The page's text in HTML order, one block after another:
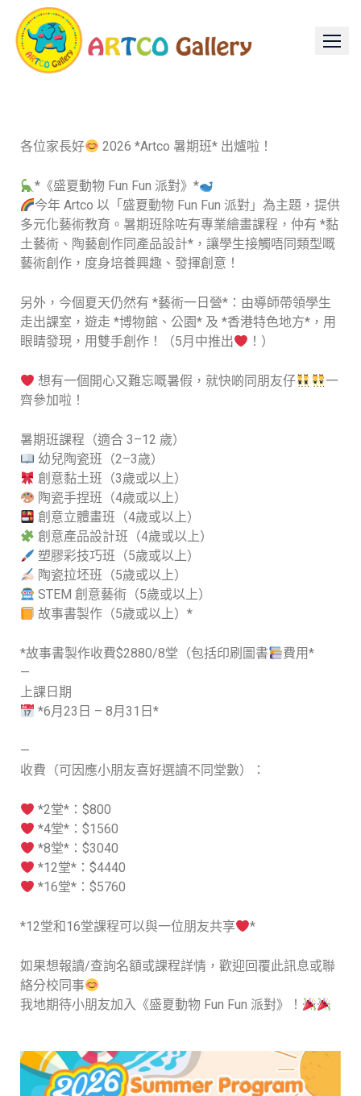
各位家長好 2026 *Artco 暑期班* 出爐啦！
*《盛夏動物 Fun Fun 派對》*
今年 Artco 以「盛夏動物 Fun Fun 派對」為主題，提供
多元化藝術教育。暑期班除咗有專業繪畫課程，仲有 *黏
土藝術、陶藝創作同產品設計*，讓學生接觸唔同類型嘅
藝術創作，度身培養興趣、發揮創意！
另外，今個夏天仍然有 *藝術一日營*：由導師帶領學生
走出課室，遊走 *博物館、公園* 及 *香港特色地方*，用
眼睛發現，用雙手創作！（5月中推出
！）
想有一個開心又難忘嘅暑假，就快啲同朋友仔
一
齊參加啦！
暑期班課程（適合 3–12 歲）
幼兒陶瓷班（2–3歲）
創意黏土班（3歲或以上）
陶瓷手捏班（4歲或以上）
創意立體畫班（4歲或以上）
創意產品設計班（4歲或以上）
塑膠彩技巧班（5歲或以上）
陶瓷拉坯班（5歲或以上）
STEM 創意藝術（5歲或以上）
故事書製作（5歲或以上）*
*故事書製作收費$2880/8堂（包括印刷圖書
費用*
—
上課日期
*6月23日 – 8月31日*
—
收費（可因應小朋友喜好選讀不同堂數）：
*2堂*：$800
*4堂*：$1560
*8堂*：$3040
*12堂*：$4440
*16堂*：$5760
*12堂和16堂課程可以與一位朋友共享 *
如果想報讀/查詢名額或課程詳情，歡迎回覆此訊息或聯
絡分校同事
我地期待小朋友加入《盛夏動物 Fun Fun 派對》！